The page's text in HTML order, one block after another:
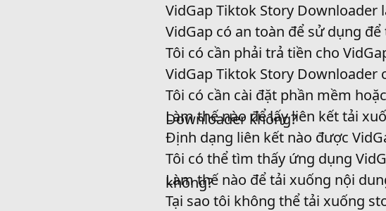
VidGap Tiktok Story Downloader
VidGap có an toàn để sử dụng
Tôi có cần phải trả tiền cho
VidGap Tiktok Story
Tôi có cần cài đặt phần mềm
Downloader không?
Làm thế nào để lấy liên kết tải
Định dạng liên kết nào được
Tôi có thể tìm thấy ứng dụng
không?
Làm thế nào để tải xuống nội
Tại sao tôi không thể tải xuống